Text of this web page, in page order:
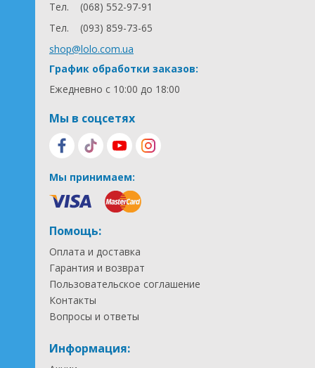
Ширина колесной базы: 58 см сзади, впереди 53 см.
диаметр передних колес - 20 см
диаметр задних колес - 30 см
вес - 12,8 кг
Тел.
(068) 552-97-91
Тел.
(093) 859-73-65
shop@lolo.com.ua
График обработки заказов:
Ежедневно с 10:00 до 18:00
Мы в соцсетях
Мы принимаем:
Помощь:
Оплата и доставка
Гарантия и возврат
Пользовательское соглашение
Контакты
Вопросы и ответы
Информация: